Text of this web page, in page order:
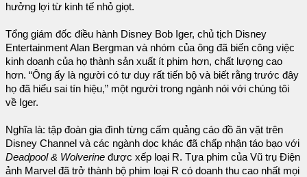
hưởng lợi từ kinh tế nhỏ giọt.
Tổng giám đốc điều hành Disney Bob Iger, chủ tịch Disney
Entertainment Alan Bergman và nhóm của ông đã biến công việc
kinh doanh của họ thành sản xuất ít phim hơn, chất lượng cao
hơn. “Ông ấy là người có tư duy rất tiến bộ và biết rằng trước đây
họ đã hiểu sai tín hiệu,” một người trong ngành nói với chúng tôi
về Iger.
Nghĩa là: tập đoàn gia đình từng cấm quảng cáo đồ ăn vặt trên
Disney Channel và các ngành dọc khác đã chấp nhận táo bạo với
Deadpool & Wolverine được xếp loại R. Tựa phim của Vũ trụ Điện
ảnh Marvel đã trở thành bộ phim loại R có doanh thu cao nhất mọi